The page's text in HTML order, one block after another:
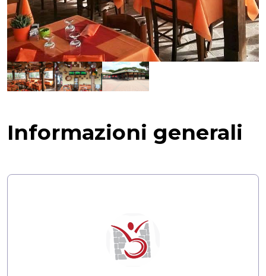
Informazioni generali